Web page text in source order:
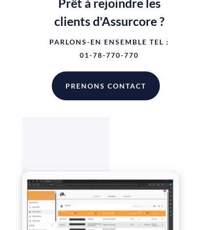
clients d'Assurcore ?
PARLONS-EN ENSEMBLE TEL :
01-78-770-770
PRENONS CONTACT